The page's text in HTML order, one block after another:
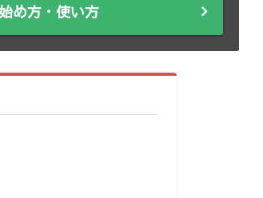
め方・使い方